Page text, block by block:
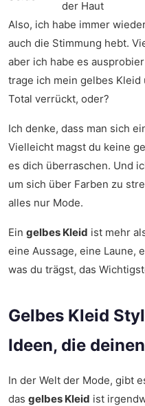
der Haut
Also, ich habe immer
auch die Stimmung hebt.
aber ich habe es
trage ich mein gelbes
Total verrückt, oder?
Ich denke, dass man sich
Vielleicht magst du keine
es dich überraschen. Und
um sich über Farben zu
alles nur Mode.
Ein gelbes Kleid ist mehr
eine Aussage, eine Laune,
was du trägst, das
Gelbes Kleid
Ideen, die
In der Welt der Mode, gibt
das gelbes Kleid ist